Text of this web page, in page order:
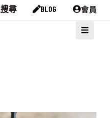
搜尋 BLOG 會員